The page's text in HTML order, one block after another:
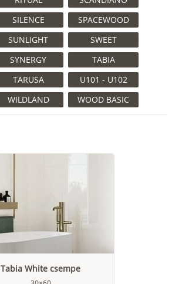
SILENCE
SPACEWOOD
SUNLIGHT
SWEET
SYNERGY
TABIA
TARUSA
U101 - U102
WILDLAND WOOD BASIC
Tabia White csempe